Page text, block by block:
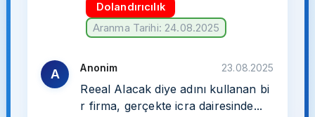
Dolandırıcılık
Aranma Tarihi: 24.08.2025
A Anonim 23.08.2025
Reeal Alacak diye adını kullanan bi
r firma, gerçekte icra dairesinde...